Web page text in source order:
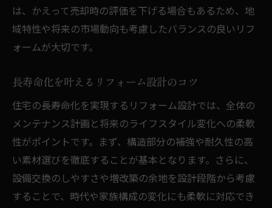
は、かえって売却時の評価を下げる場合もあるため、地
域特性や将来の市場動向も考慮したバランスの良いリフ
ォームが大切です。
長寿命化を叶えるリフォーム設計のコツ
住宅の長寿命化を実現するリフォーム設計では、全体の
メンテナンス計画と将来のライフスタイル変化への柔軟
性がポイントです。まず、構造部分の補強や耐久性の高
い素材選びを徹底することが基本となります。さらに、
設備交換のしやすさや増改築の余地を設計段階から考慮
することで、時代や家族構成の変化にも柔軟に対応でき